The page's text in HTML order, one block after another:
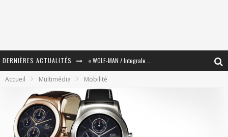
DERNIÈRES ACTUALITÉS
Accueil Multimédia Mobilité